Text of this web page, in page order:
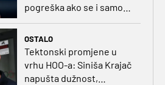
pogreška ako se i samo
OSTALO
Tektonski promjene u
vrhu HOO-a: Siniša Krajač
napušta dužnost,